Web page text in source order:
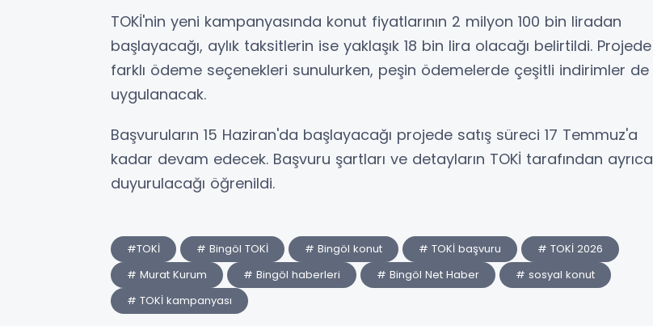
TOKİ'nin yeni kampanyasında konut fiyatlarının 2 milyon 100 bin liradan
başlayacağı, aylık taksitlerin ise yaklaşık 18 bin lira olacağı belirtildi. Projede
farklı ödeme seçenekleri sunulurken, peşin ödemelerde çeşitli indirimler de
uygulanacak.
Başvuruların 15 Haziran'da başlayacağı projede satış süreci 17 Temmuz'a
kadar devam edecek. Başvuru şartları ve detayların TOKİ tarafından ayrıca
duyurulacağı öğrenildi.
#TOKİ # Bingöl TOKİ # Bingöl konut # TOKİ başvuru
# TOKİ 2026
# Murat Kurum
# Bingöl haberleri # Bingöl Net Haber
# sosyal konut
# TOKİ kampanyası